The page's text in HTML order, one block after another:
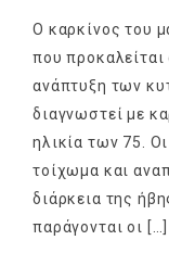
Ο καρκίνος του
που
ανάπτυξη των
διαγνωστεί με
ηλικία των 75.
τοίχωμα και
διάρκεια της
παράγονται οι […]